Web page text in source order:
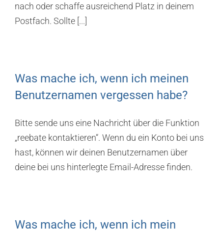
nach oder schaffe ausreichend Platz in deinem
Postfach. Sollte [...]
Was mache ich, wenn ich meinen
Benutzernamen vergessen habe?
Bitte sende uns eine Nachricht über die Funktion
„reebate kontaktieren“. Wenn du ein Konto bei uns
hast, können wir deinen Benutzernamen über
deine bei uns hinterlegte Email-Adresse finden.
Was mache ich, wenn ich mein